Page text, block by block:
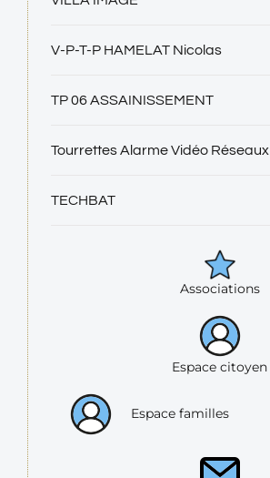
V-P-T-P HAMELAT Nicolas
TP 06 ASSAINISSEMENT
Tourrettes Alarme Vidéo Réseaux
TECHBAT
Associations
Espace citoyen
Espace familles